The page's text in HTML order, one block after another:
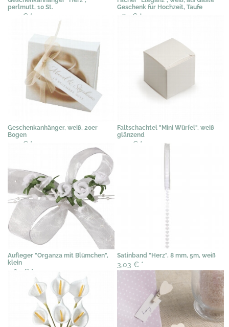
perlmutt, 10 St.
2,92 € *
Geschenk für Hochzeit, Taufe
1,63 € *
Geschenkanhänger, weiß, 20er
Bogen
4,31 € *
Faltschachtel "Mini Würfel", weiß
glänzend
0,77 € *
Aufleger "Organza mit Blümchen",
klein
3,85 € *
Satinband "Herz", 8 mm, 5m, weiß
3,03 € *